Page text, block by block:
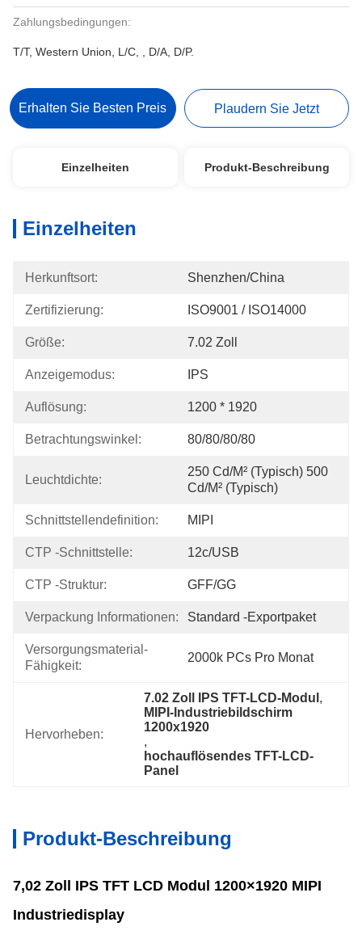
Zahlungsbedingungen:
T/T, Western Union, L/C, , D/A, D/P.
Erhalten Sie Besten Preis Plaudern Sie Jetzt
Einzelheiten Produkt-Beschreibung
Einzelheiten
Herkunftsort: Shenzhen/China
Zertifizierung: ISO9001 / ISO14000
Größe: 7.02 Zoll
Anzeigemodus: IPS
Auflösung: 1200 * 1920
Betrachtungswinkel: 80/80/80/80
Leuchtdichte:
250 Cd/m² (typisch) 500
Cd/m² (typisch)
Schnittstellendefinition: MIPI
CTP -Schnittstelle: 12c/USB
CTP -Struktur: GFF/GG
Verpackung Informationen: Standard -Exportpaket
Versorgungsmaterial-
Fähigkeit:
2000k PCs Pro Monat
Hervorheben:
7.02 Zoll IPS TFT-LCD-Modul ,
MIPI-Industriebildschirm
1200x1920
,
hochauflösendes TFT-LCD-
Panel
Produkt-Beschreibung
7,02 Zoll IPS TFT LCD Modul 1200×1920 MIPI
Industriedisplay